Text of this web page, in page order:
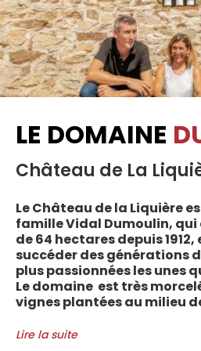
LE DOMAINE
Château de La
Le Château de la Liquière
famille Vidal Dumoulin,
de 64 hectares depuis 1912,
succéder des générations
plus passionnées les unes
Le domaine est très
vignes plantées au milieu
entre les villages
Lire la suite